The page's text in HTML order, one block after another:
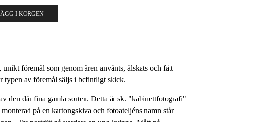
I KORGEN
unikt föremål som genom åren använts, älskats och fått
typen av föremål säljs i befintligt skick.
den där fina gamla sorten. Detta är sk. "kabinettfotografi"
på en kartongskiva och fotoateljéns namn står